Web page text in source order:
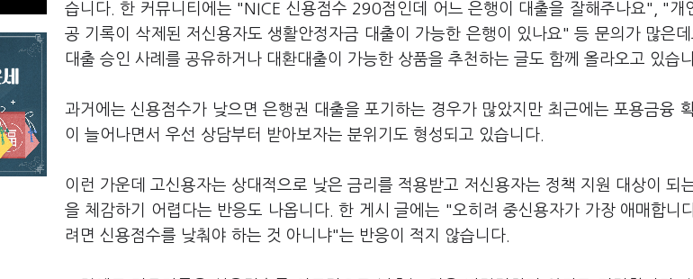
습니다. 한 커뮤니티에는 "NICE 신용점수 290점인데 어느 은행이 대출을 잘해주나요", "개
공 기록이 삭제된 저신용자도 생활안정자금 대출이 가능한 은행이 있나요" 등 문의가 많은
대출 승인 사례를 공유하거나 대환대출이 가능한 상품을 추천하는 글도 함께 올라오고 있습
과거에는 신용점수가 낮으면 은행권 대출을 포기하는 경우가 많았지만 최근에는 포용금융
이 늘어나면서 우선 상담부터 받아보자는 분위기도 형성되고 있습니다.
이런 가운데 고신용자는 상대적으로 낮은 금리를 적용받고 저신용자는 정책 지원 대상이 되
을 체감하기 어렵다는 반응도 나옵니다. 한 게시 글에는 "오히려 중신용자가 가장 애매합니
려면 신용점수를 낮춰야 하는 것 아니냐"는 반응이 적지 않습니다.